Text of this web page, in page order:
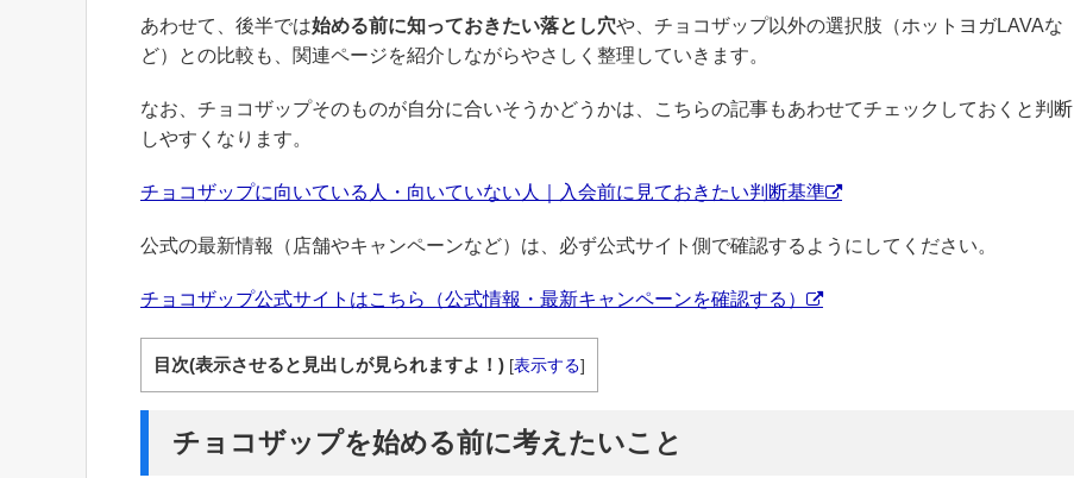
あわせて、後半では始める前に知っておきたい落とし穴や、チョコザップ以外の選択肢（ホットヨガLAVAな
ど）との比較も、関連ページを紹介しながらやさしく整理していきます。
なお、チョコザップそのものが自分に合いそうかどうかは、こちらの記事もあわせてチェックしておくと判断
しやすくなります。
チョコザップに向いている人・向いていない人｜入会前に見ておきたい判断基準
公式の最新情報（店舗やキャンペーンなど）は、必ず公式サイト側で確認するようにしてください。
チョコザップ公式サイトはこちら（公式情報・最新キャンペーンを確認する）
目次(表示させると見出しが見られますよ！) [表示する]
チョコザップを始める前に考えたいこと